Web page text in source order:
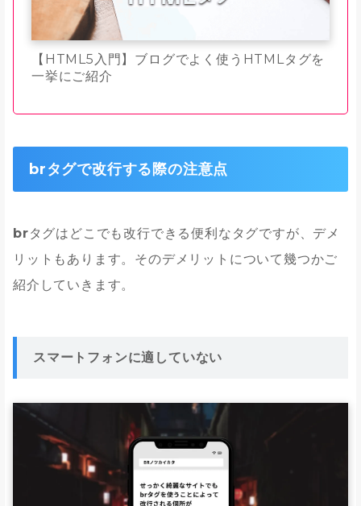
【HTML5入門】ブログでよく使うHTMLタグを
一挙にご紹介
brタグで改行する際の注意点
brタグはどこでも改行できる便利なタグですが、デメ
リットもあります。そのデメリットについて幾つかご
紹介していきます。
スマートフォンに適していない